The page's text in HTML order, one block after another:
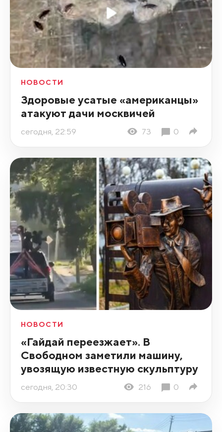
НОВОСТИ
Здоровые усатые «американцы»
атакуют дачи москвичей
сегодня, 22:59 73 0
НОВОСТИ
«Гайдай переезжает». В
Свободном заметили машину,
увозящую известную скульптуру
сегодня, 20:30 216 0